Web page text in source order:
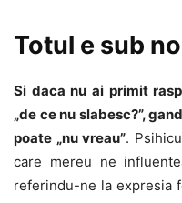
Totul e sub
Si daca nu ai primit
„de ce nu slabesc?”,
poate „nu vreau”.
care mereu ne
referindu-ne la expresia